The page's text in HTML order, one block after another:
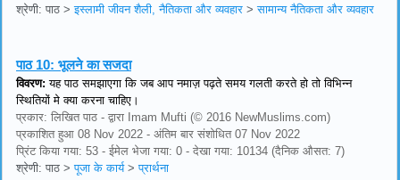
श्रेणी: पाठ >इस्लामी जीवन शैली, नैतिकता और व्यवहार >सामान्य नैतिकता और व्यवहार
पाठ 10: भूलने का सजदा
विवरण: यह पाठ समझाएगा कि जब आप नमाज़ पढ़ते समय गलती करते हो तो विभिन्न
स्थितियों मे क्या करना चाहिए।
प्रकार: लिखित पाठ - द्वारा Imam Mufti (© 2016 NewMuslims.com)
प्रकाशित हुआ 08 Nov 2022 - अंतिम बार संशोधित 07 Nov 2022
प्रिंट किया गया: 53 - ईमेल भेजा गया: 0 - देखा गया: 10134 (दैनिक औसत: 7)
श्रेणी: पाठ >पूजा के कार्य>प्रार्थना